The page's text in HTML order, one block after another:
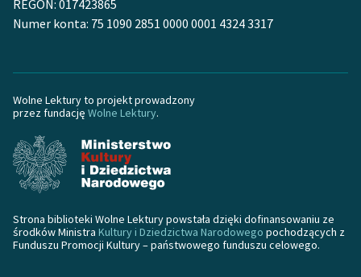
Wolnych Lektur
Materiały promocyjne
Polityka prywatności
Regulamin biblioteki
Dane fundacji i
sprawozdania finansowe
Regulamin darowizn
Informacja o treściach
REGON: 017423865
Numer konta: 75 1090 2851 0000 0001 4324 3317
Wolne Lektury to projekt prowadzony
przez fundację Wolne Lektury.
Strona biblioteki Wolne Lektury powstała dzięki dofinansowaniu ze
środków Ministra Kultury i Dziedzictwa Narodowego pochodzących z
Funduszu Promocji Kultury – państwowego funduszu celowego.